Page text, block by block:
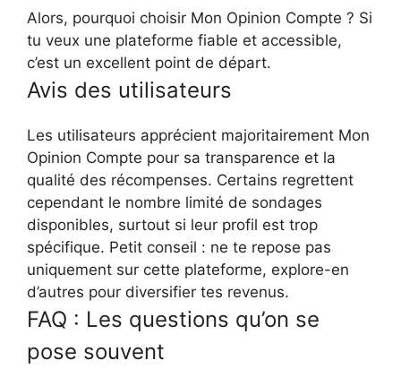
Alors, pourquoi choisir Mon Opinion Compte ? Si
tu veux une plateforme fiable et accessible,
c’est un excellent point de départ.
Avis des utilisateurs
Les utilisateurs apprécient majoritairement Mon
Opinion Compte pour sa transparence et la
qualité des récompenses. Certains regrettent
cependant le nombre limité de sondages
disponibles, surtout si leur profil est trop
spécifique. Petit conseil : ne te repose pas
uniquement sur cette plateforme, explore-en
d’autres pour diversifier tes revenus.
FAQ : Les questions qu’on se
pose souvent